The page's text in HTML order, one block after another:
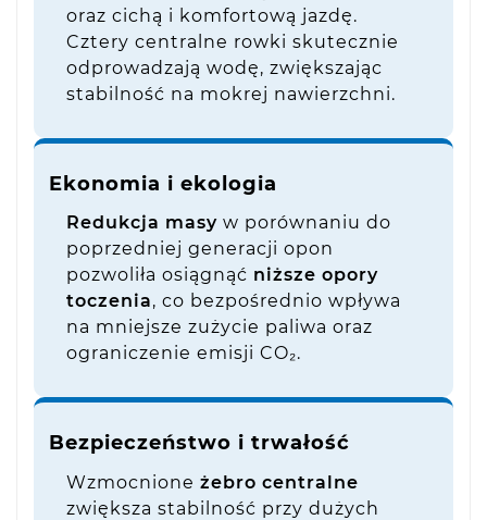
oraz cichą i komfortową jazdę.
Cztery centralne rowki skutecznie
odprowadzają wodę, zwiększając
stabilność na mokrej nawierzchni.
Ekonomia i ekologia
Redukcja masy w porównaniu do
poprzedniej generacji opon
pozwoliła osiągnąć niższe opory
toczenia, co bezpośrednio wpływa
na mniejsze zużycie paliwa oraz
ograniczenie emisji CO₂.
Bezpieczeństwo i trwałość
Wzmocnione żebro centralne
zwiększa stabilność przy dużych